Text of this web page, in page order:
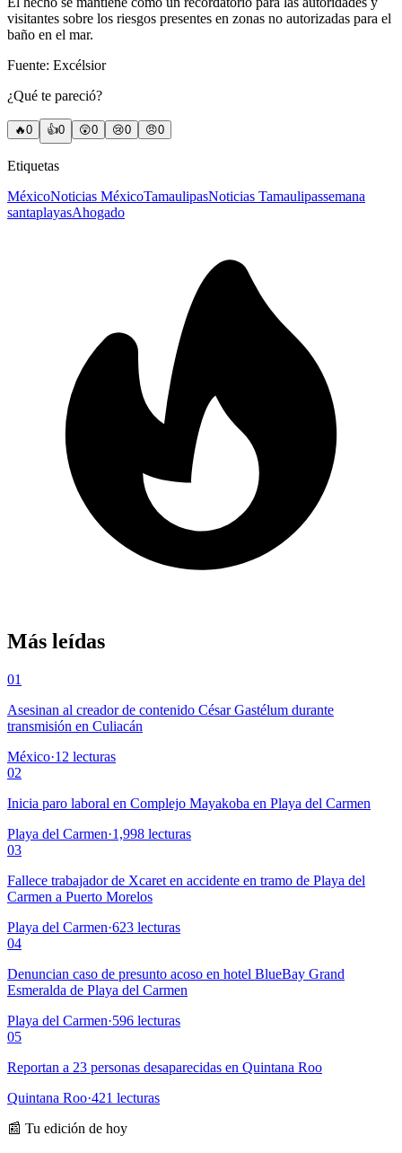
visitantes sobre los riesgos presentes en zonas no autorizadas para el
baño en el mar.
Fuente: Excélsior
¿Qué te pareció?
🔥0 👍0 😲0 😢0 😠0
Etiquetas
MéxicoNoticias MéxicoTamaulipasNoticias Tamaulipassemana
santaplayasAhogado
Más leídas
01
Asesinan al creador de contenido César Gastélum durante
transmisión en Culiacán
México·12 lecturas
02
Inicia paro laboral en Complejo Mayakoba en Playa del Carmen
Playa del Carmen·1,998 lecturas
03
Fallece trabajador de Xcaret en accidente en tramo de Playa del
Carmen a Puerto Morelos
Playa del Carmen·623 lecturas
04
Denuncian caso de presunto acoso en hotel BlueBay Grand
Esmeralda de Playa del Carmen
Playa del Carmen·596 lecturas
05
Reportan a 23 personas desaparecidas en Quintana Roo
Quintana Roo·421 lecturas
📰 Tu edición de hoy